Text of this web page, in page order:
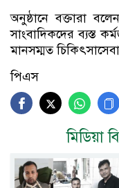
অনুষ্ঠানে বক্তারা
সাংবাদিকদের ব্যস্ত
মানসম্মত
পিএস
মিডিয়া